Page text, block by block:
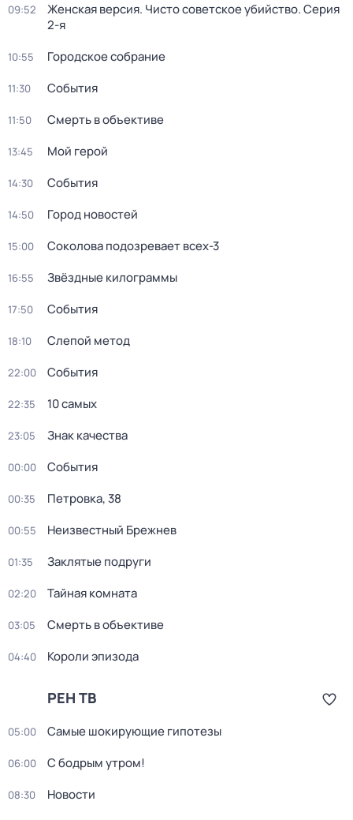
09:52 Женская версия. Чисто советское убийство. Серия
2-я
10:55 Городское собрание
11:30 События
11:50 Смерть в объективе
13:45 Мой герой
14:30 События
14:50 Город новостей
15:00 Соколова подозревает всех-3
16:55 Звёздные килограммы
17:50 События
18:10 Слепой метод
22:00 События
22:35 10 самых
23:05 Знак качества
00:00 События
00:35 Петровка, 38
00:55 Неизвестный Брежнев
01:35 Заклятые подруги
02:20 Тайная комната
03:05 Смерть в объективе
04:40 Короли эпизода
РЕН ТВ
05:00 Самые шoкиpующие гипотезы
06:00 С бодрым утром!
08:30 Новости